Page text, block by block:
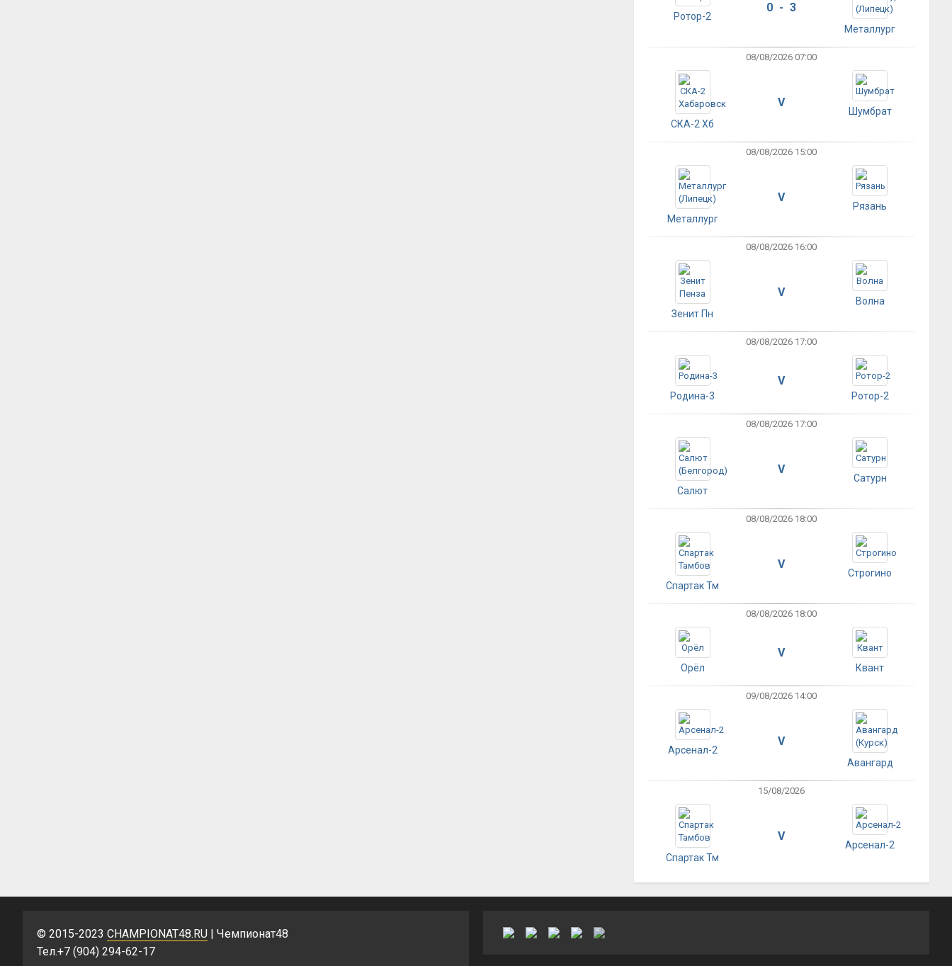
Ротор-2
0 - 3
Металлург
08/08/2026 07:00
СКА-2 Хб
V
Шумбрат
08/08/2026 15:00
Металлург
V
Рязань
08/08/2026 16:00
Зенит Пн
V
Волна
08/08/2026 17:00
Родина-3
V
Ротор-2
08/08/2026 17:00
Салют
V
Сатурн
08/08/2026 18:00
Спартак Тм
V
Строгино
08/08/2026 18:00
Орёл
V
Квант
09/08/2026 14:00
Арсенал-2
V
Авангард
15/08/2026
Спартак Тм
V
Арсенал-2
© 2015-2023 CHAMPIONAT48.RU | Чемпионат48
Тел.+7 (904) 294-62-17